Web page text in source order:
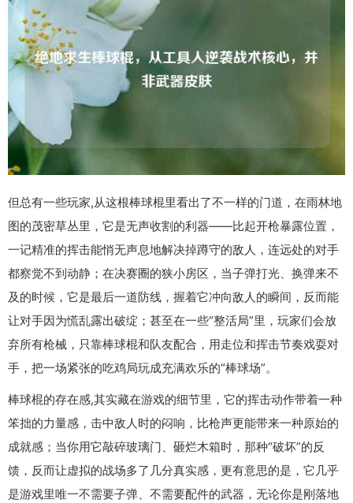
但总有一些玩家,从这根棒球棍里看出了不一样的门道，在雨林地
图的茂密草丛里，它是无声收割的利器——比起开枪暴露位置，
一记精准的挥击能悄无声息地解决掉蹲守的敌人，连远处的对手
都察觉不到动静；在决赛圈的狭小房区，当子弹打光、换弹来不
及的时候，它是最后一道防线，握着它冲向敌人的瞬间，反而能
让对手因为慌乱露出破绽；甚至在一些“整活局”里，玩家们会放
弃所有枪械，只靠棒球棍和队友配合，用走位和挥击节奏戏耍对
手，把一场紧张的吃鸡局玩成充满欢乐的“棒球场”。
棒球棍的存在感,其实藏在游戏的细节里，它的挥击动作带着一种
笨拙的力量感，击中敌人时的闷响，比枪声更能带来一种原始的
成就感；当你用它敲碎玻璃门、砸烂木箱时，那种“破坏”的反
馈，反而让虚拟的战场多了几分真实感，更有意思的是，它几乎
是游戏里唯一不需要子弹、不需要配件的武器，无论你是刚落地